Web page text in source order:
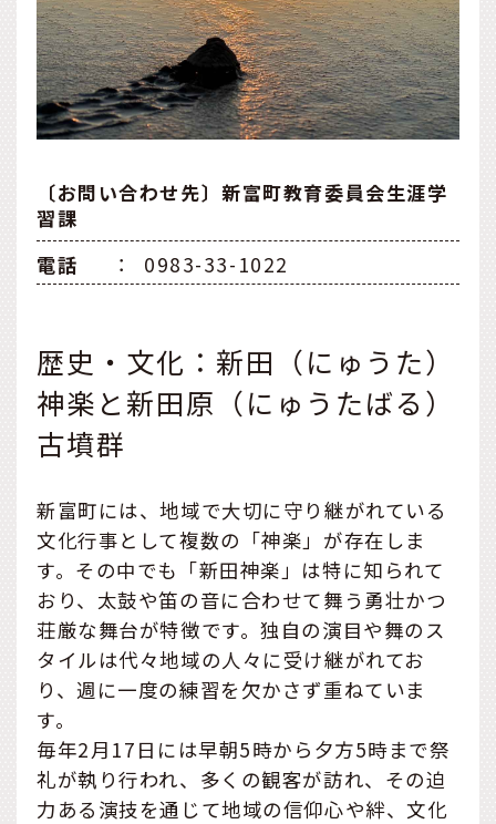
〔お問い合わせ先〕新富町教育委員会生涯学
習課
電話
： 0983-33-1022
歴史・文化：新田（にゅうた）
神楽と新田原（にゅうたばる）
古墳群
新富町には、地域で大切に守り継がれている
文化行事として複数の「神楽」が存在しま
す。その中でも「新田神楽」は特に知られて
おり、太鼓や笛の音に合わせて舞う勇壮かつ
荘厳な舞台が特徴です。独自の演目や舞のス
タイルは代々地域の人々に受け継がれてお
り、週に一度の練習を欠かさず重ねていま
す。
毎年2月17日には早朝5時から夕方5時まで祭
礼が執り行われ、多くの観客が訪れ、その迫
力ある演技を通じて地域の信仰心や絆、文化